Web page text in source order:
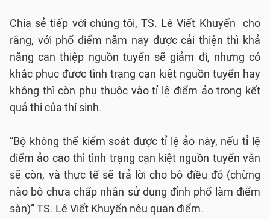
Chia sẻ tiếp với chúng tôi, TS. Lê Viết Khuyến cho
rằng, với phổ điểm năm nay được cải thiện thì khả
năng can thiệp nguồn tuyển sẽ giảm đi, nhưng có
khắc phục được tình trạng cạn kiệt nguồn tuyển hay
không thì còn phụ thuộc vào tỉ lệ điểm ảo trong kết
quả thi của thí sinh.
“Bộ không thể kiểm soát được tỉ lệ ảo này, nếu tỉ lệ
điểm ảo cao thì tình trạng cạn kiệt nguồn tuyển vẫn
sẽ còn, và thực tế sẽ trả lời cho bộ điều đó (chừng
nào bộ chưa chấp nhận sử dụng đỉnh phổ làm điểm
sàn)” TS. Lê Viết Khuyến nêu quan điểm.